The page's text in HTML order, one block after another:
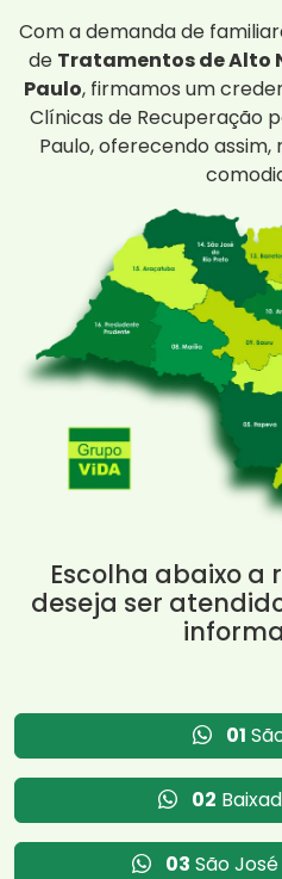
Com a demanda de
de Tratamentos de Alto
Paulo, firmamos um
Clínicas de Recuperação
Paulo, oferecendo
Escolha abaixo a
deseja ser
01
02
03 São